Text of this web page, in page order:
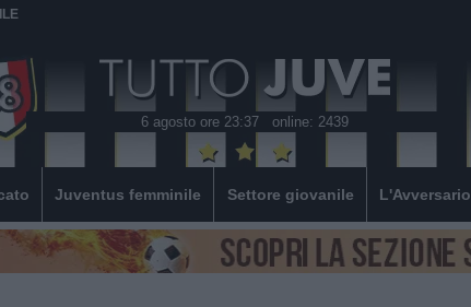
6 agosto ore 23:37 online: 2439
Juventus femminile Settore giovanile L'Avversario